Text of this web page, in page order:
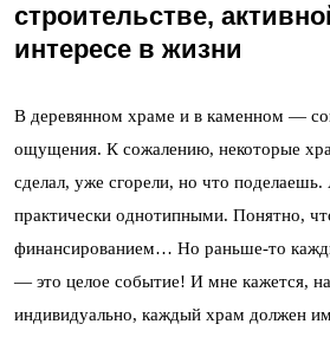
строительстве,
интересе в жизни
В деревянном храме и в каменном —
ощущения. К сожалению, некоторые
сделал, уже сгорели, но что
практически однотипными. Понятно,
финансированием… Но раньше-то
— это целое событие! И мне кажется,
индивидуально, каждый храм должен